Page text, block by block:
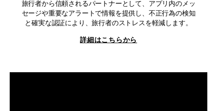
旅行者から信頼されるパートナーとして、アプリ内のメッ
セージや重要なアラートで情報を提供し、不正行為の検知
と確実な認証により、旅行者のストレスを軽減します。
詳細はこちらから